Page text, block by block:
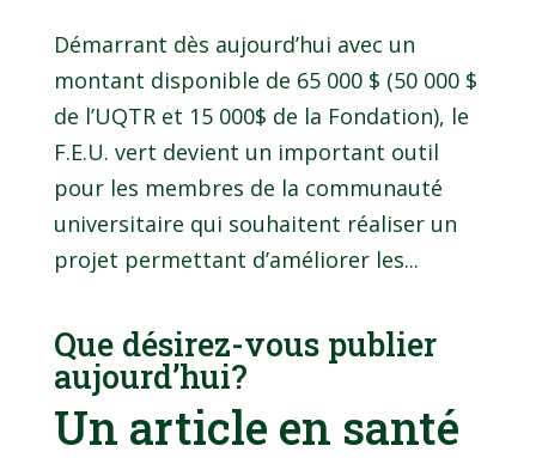
Démarrant dès aujourd’hui avec un
montant disponible de 65 000 $ (50 000 $
de l’UQTR et 15 000$ de la Fondation), le
F.E.U. vert devient un important outil
pour les membres de la communauté
universitaire qui souhaitent réaliser un
projet permettant d’améliorer les...
Que désirez-vous publier
aujourd’hui?
Un article en santé